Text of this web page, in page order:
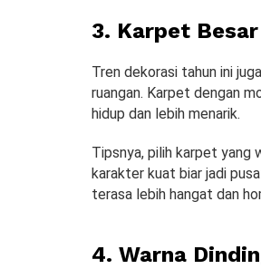
3. Karpet
Tren dekorasi tahun ini
ruangan. Karpet dengan
hidup dan lebih menarik.
Tipsnya, pilih karpet yang
karakter kuat biar jadi
terasa lebih hangat dan
4. Warna